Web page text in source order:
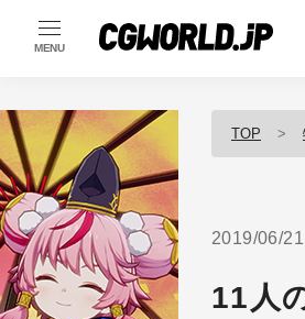
MENU
TOP
2019/06/21
11人